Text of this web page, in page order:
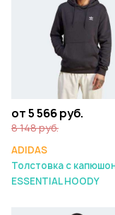
от 5 566 руб.
8 148 руб.
ADIDAS
Толстовка с
ESSENTIAL HOODY